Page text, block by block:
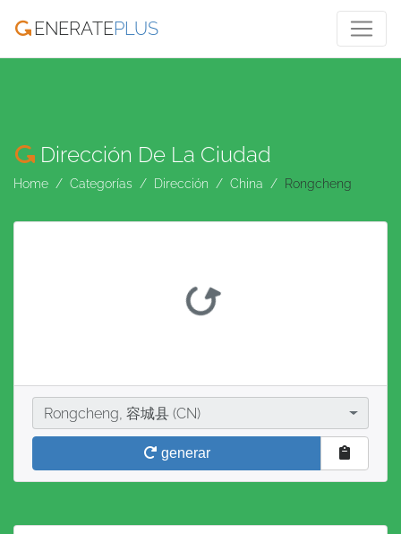
ENERATEPLUS
Dirección De La Ciudad
Home Categorías Dirección China Rongcheng
Ciudad
Rongcheng, 容城县 (CN)
generar